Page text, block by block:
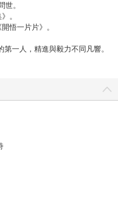
世。
。
悟一片片》。
一人，精進與毅力不同凡響。